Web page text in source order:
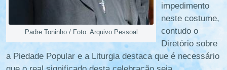
Padre Toninho / Foto: Arquivo Pessoal
impedimento
neste costume,
contudo o
Diretório sobre
a Piedade Popular e a Liturgia destaca que é necessário